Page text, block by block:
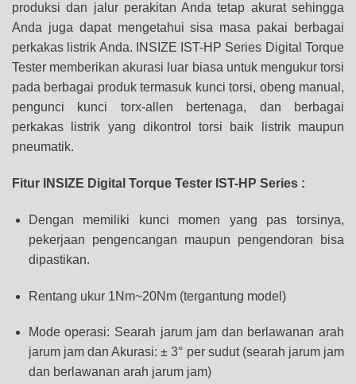
produksi dan jalur perakitan Anda tetap akurat sehingga
Anda juga dapat mengetahui sisa masa pakai berbagai
perkakas listrik Anda. INSIZE IST-HP Series Digital Torque
Tester memberikan akurasi luar biasa untuk mengukur torsi
pada berbagai produk termasuk kunci torsi, obeng manual,
pengunci kunci torx-allen bertenaga, dan berbagai
perkakas listrik yang dikontrol torsi baik listrik maupun
pneumatik.
Fitur INSIZE Digital Torque Tester IST-HP Series :
Dengan memiliki kunci momen yang pas torsinya,
pekerjaan pengencangan maupun pengendoran bisa
dipastikan.
Rentang ukur 1Nm~20Nm (tergantung model)
Mode operasi: Searah jarum jam dan berlawanan arah
jarum jam dan Akurasi: ± 3° per sudut (searah jarum jam
dan berlawanan arah jarum jam)